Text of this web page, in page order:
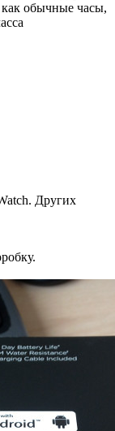
как обычные часы,
Других